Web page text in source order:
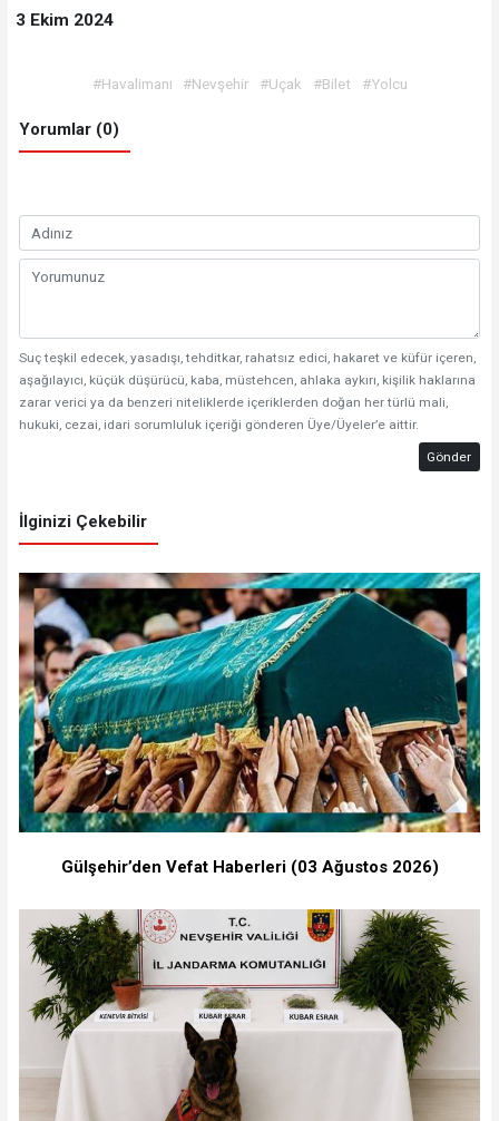
3Ekim 2024
#Havalimanı #Nevşehir #Uçak #Bilet #Yolcu
Yorumlar (0)
Suç teşkil edecek, yasadışı, tehditkar, rahatsız edici, hakaret ve küfür içeren,
aşağılayıcı, küçük düşürücü, kaba, müstehcen, ahlaka aykırı, kişilik haklarına
zarar verici ya da benzeri niteliklerde içeriklerden doğan her türlü mali,
hukuki, cezai, idari sorumluluk içeriği gönderen Üye/Üyeler’e aittir.
Gönder
İlginizi Çekebilir
Gülşehir’den Vefat Haberleri (03 Ağustos 2026)